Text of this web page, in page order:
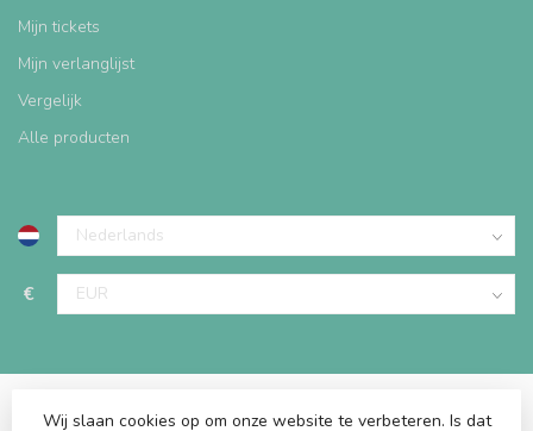
Mijn tickets
Mijn verlanglijst
Vergelijk
Alle producten
€
Wij slaan cookies op om onze website te verbeteren. Is dat